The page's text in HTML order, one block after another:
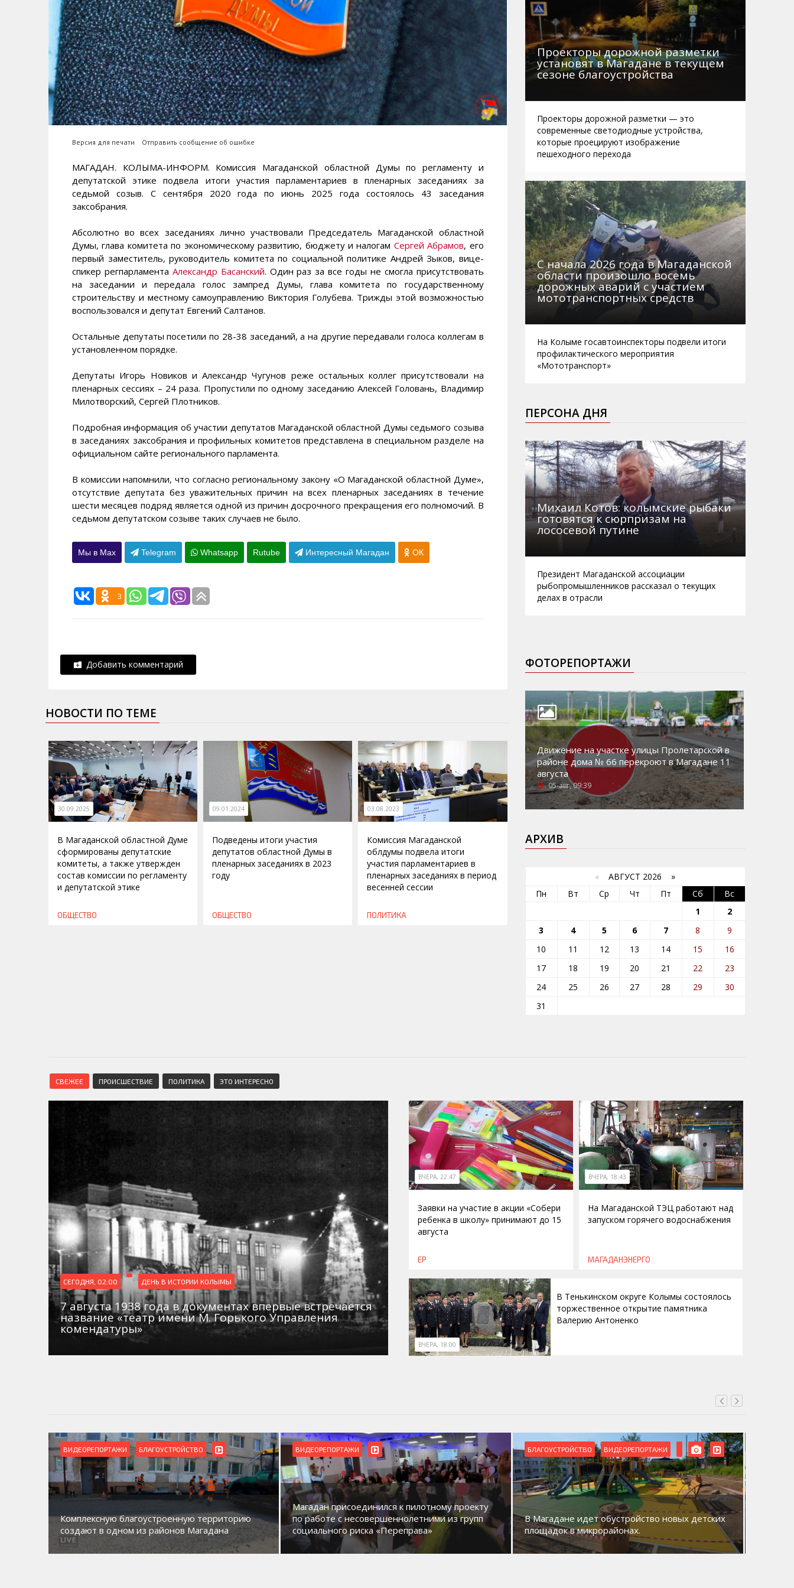
Версия для печати Отправить сообщение об ошибке
МАГАДАН. КОЛЫМА-ИНФОРМ. Комиссия Магаданской областной Думы по регламенту и
депутатской этике подвела итоги участия парламентариев в пленарных заседаниях за
седьмой созыв. С сентября 2020 года по июнь 2025 года состоялось 43 заседания
заксобрания.
Абсолютно во всех заседаниях лично участвовали Председатель Магаданской областной
Думы, глава комитета по экономическому развитию, бюджету и налогам Сергей Абрамов, его
первый заместитель, руководитель комитета по социальной политике Андрей Зыков, вице-
спикер регпарламента Александр Басанский. Один раз за все годы не смогла присутствовать
на заседании и передала голос зампред Думы, глава комитета по государственному
строительству и местному самоуправлению Виктория Голубева. Трижды этой возможностью
воспользовался и депутат Евгений Салтанов.
Остальные депутаты посетили по 28-38 заседаний, а на другие передавали голоса коллегам в
установленном порядке.
Депутаты Игорь Новиков и Александр Чугунов реже остальных коллег присутствовали на
пленарных сессиях – 24 раза. Пропустили по одному заседанию Алексей Головань, Владимир
Милотворский, Сергей Плотников.
Подробная информация об участии депутатов Магаданской областной Думы седьмого созыва
в заседаниях заксобрания и профильных комитетов представлена в специальном разделе на
официальном сайте регионального парламента.
В комиссии напомнили, что согласно региональному закону «О Магаданской областной Думе»,
отсутствие депутата без уважительных причин на всех пленарных заседаниях в течение
шести месяцев подряд является одной из причин досрочного прекращения его полномочий. В
седьмом депутатском созыве таких случаев не было.
Мы в Max Telegram Whatsapp Rutube Интересный Магадан ОК
3
Добавить комментарий
НОВОСТИ ПО ТЕМЕ
30.09.2025
В Магаданской областной Думе
сформированы депутатские
комитеты, а также утвержден
состав комиссии по регламенту
и депутатской этике
ОБЩЕСТВО
09.01.2024
Подведены итоги участия
депутатов областной Думы в
пленарных заседаниях в 2023
году
ОБЩЕСТВО
03.08.2023
Комиссия Магаданской
облдумы подвела итоги
участия парламентариев в
пленарных заседаниях в период
весенней сессии
ПОЛИТИКА
Проекторы дорожной разметки
установят в Магадане в текущем
сезоне благоустройства
Проекторы дорожной разметки — это
современные светодиодные устройства,
которые проецируют изображение
пешеходного перехода
С начала 2026 года в Магаданской
области произошло восемь
дорожных аварий с участием
мототранспортных средств
На Колыме госавтоинспекторы подвели итоги
профилактического мероприятия
«Мототранспорт»
ПЕРСОНА ДНЯ
Михаил Котов: колымские рыбаки
готовятся к сюрпризам на
лососевой путине
Президент Магаданской ассоциации
рыбопромышленников рассказал о текущих
делах в отрасли
ФОТОРЕПОРТАЖИ
Движение на участке улицы Пролетарской в
районе дома № 66 перекроют в Магадане 11
августа
05-авг, 09:39
АРХИВ
« АВГУСТ 2026 »
Пн
Вт Ср Чт Пт Сб
Вс
1
2
3
4 5 6 7 8
9
10
11 12 13 14 15
16
17
18 19 20 21 22
23
24
25 26 27 28 29
30
31
СВЕЖЕЕ ПРОИСШЕСТВИЕ ПОЛИТИКА ЭТО ИНТЕРЕСНО
СЕГОДНЯ, 02:00 ДЕНЬ В ИСТОРИИ КОЛЫМЫ
7 августа 1938 года в документах впервые встречается
название «театр имени М. Горького Управления
комендатуры»
ВЧЕРА, 22:47
Заявки на участие в акции «Собери
ребенка в школу» принимают до 15
августа
ЕР
ВЧЕРА, 18:43
На Магаданской ТЭЦ работают над
запуском горячего водоснабжения
МАГАДАНЭНЕРГО
ВЧЕРА, 18:00
В Тенькинском округе Колымы состоялось
торжественное открытие памятника
Валерию Антоненко
ВИДЕОРЕПОРТАЖИ БЛАГОУСТРОЙСТВО
Комплексную благоустроенную территорию
создают в одном из районов Магадана
ВИДЕОРЕПОРТАЖИ
Магадан присоединился к пилотному проекту
по работе с несовершеннолетними из групп
социального риска «Переправа»
БЛАГОУСТРОЙСТВО ВИДЕОРЕПОРТАЖИ
В Магадане идет обустройство новых детских
площадок в микрорайонах.